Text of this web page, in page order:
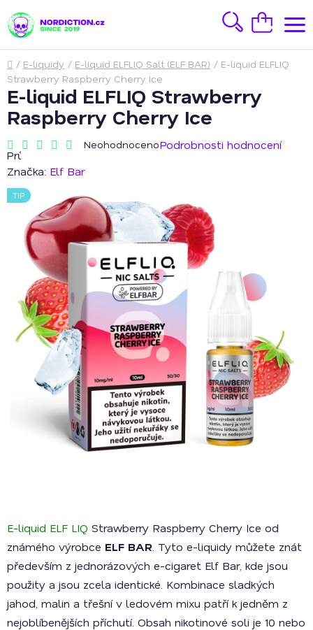
na
obsah
HledatNákupní
košík
Domů
/ E-liquidy / E-liquid ELFLIQ Salt (ELF BAR) / E-liquid ELFLIQ
Strawberry Raspberry Cherry Ice
E-liquid ELF LIQ Strawberry Raspberry Cherry Ice od
známého výrobce ELF BAR . Tyto e-liquidy můžete znát
především z jednorázových e-cigaret Elf Bar, kde jsou
použity a jsou zcela identické. Kombinace sladkých
jahod, malin a třešní v ledovém mixu patří k jedněm z
nejoblíbenějších příchutí. Obsah nikotinové soli je 10 nebo
E-liquid ELFLIQ Strawberry
Raspberry Cherry Ice
Průměrné
hodnocení
produktu
je
0,0
hvězdiček.
NeohodnocenoPodrobnosti hodnocení
Značka: Elf Bar
TIP